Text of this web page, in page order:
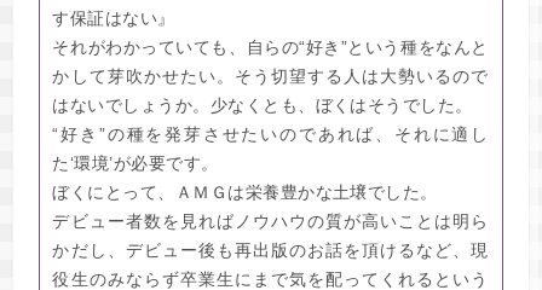
す保証はない』
それがわかっていても、自らの“好き”という種をなんと
かして芽吹かせたい。そう切望する人は大勢いるので
はないでしょうか。少なくとも、ぼくはそうでした。
“好き”の種を発芽させたいのであれば、それに適し
た‘環境’が必要です。
ぼくにとって、ＡＭＧは栄養豊かな土壌でした。
デビュー者数を見ればノウハウの質が高いことは明ら
かだし、デビュー後も再出版のお話を頂けるなど、現
役生のみならず卒業生にまで気を配ってくれるという